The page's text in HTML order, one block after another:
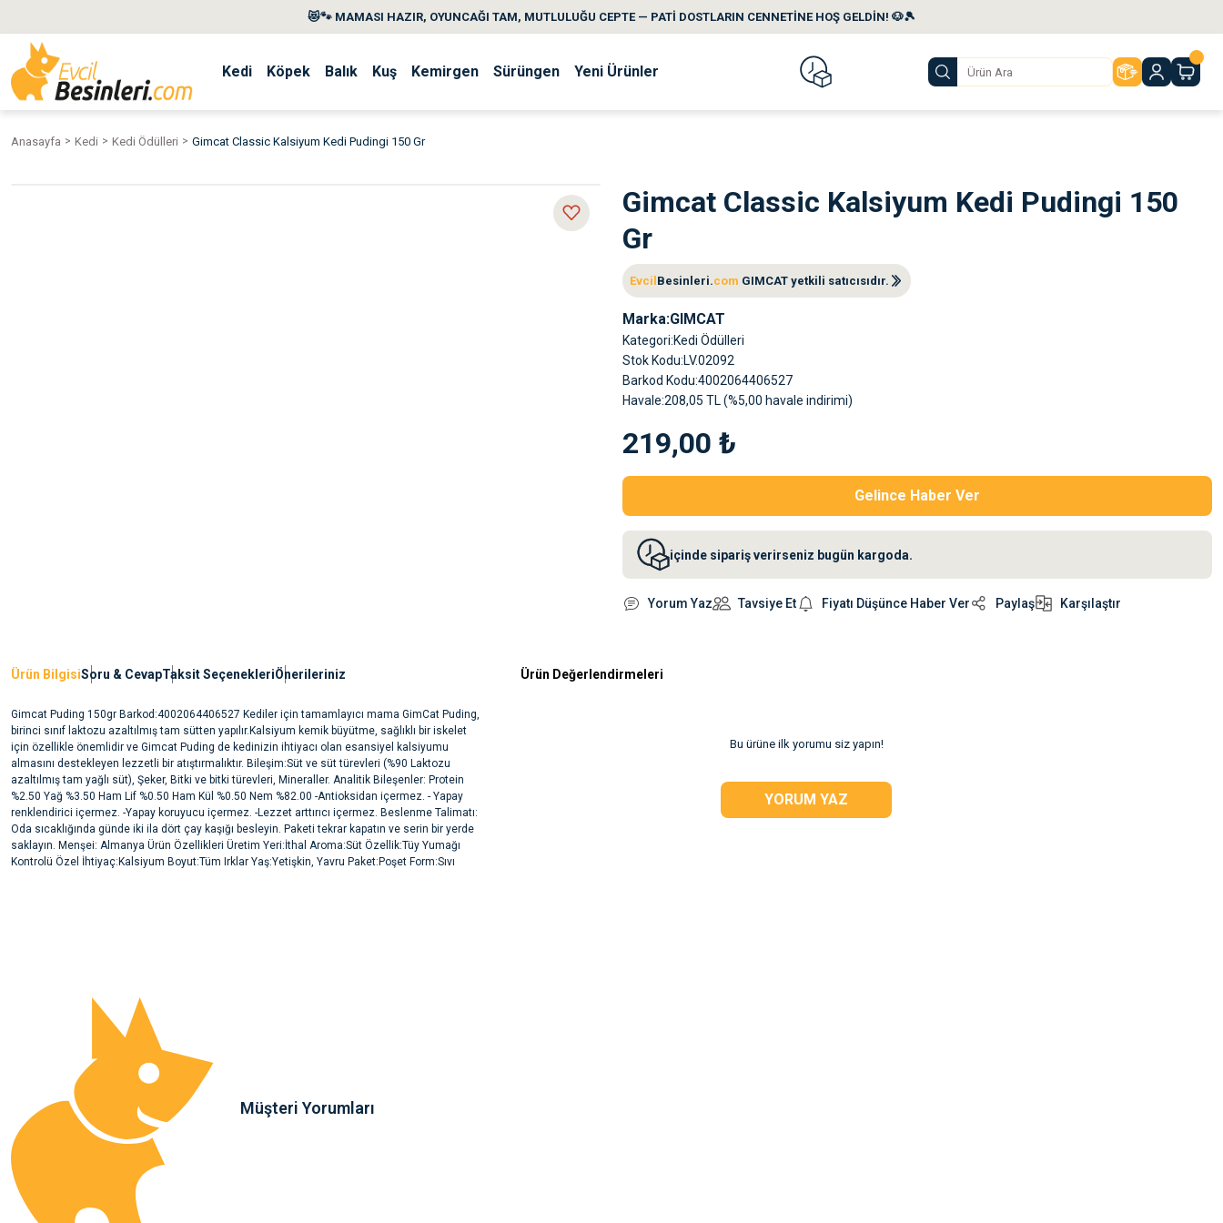
😻🐾 MAMASI HAZIR, OYUNCAĞI TAM, MUTLULUĞU CEPTE — PATİ DOSTLARIN CENNETİNE HOŞ GELDİN! 🐶🎾
Kedi Köpek Balık Kuş Kemirgen Sürüngen Yeni Ürünler
Anasayfa Kedi Kedi Ödülleri Gimcat Classic Kalsiyum Kedi Pudingi 150 Gr
Gimcat Classic Kalsiyum Kedi Pudingi 150
Gr
Evcil Besinleri.com GIMCAT yetkili satıcısıdır.
Marka GIMCAT
Kategori Kedi Ödülleri
Stok Kodu LV.02092
Barkod Kodu 4002064406527
Havale 208,05 TL (%5,00 havale indirimi)
219,00 ₺
Gelince Haber Ver
içinde sipariş verirseniz bugün kargoda.
Yorum Yaz Tavsiye Et Fiyatı Düşünce Haber Ver Paylaş Karşılaştır
Ürün BilgisiSoru & CevapTaksit SeçenekleriÖnerileriniz
Gimcat Puding 150gr Barkod:4002064406527 Kediler için tamamlayıcı mama GimCat Puding,
birinci sınıf laktozu azaltılmış tam sütten yapılır.Kalsiyum kemik büyütme, sağlıklı bir iskelet
için özellikle önemlidir ve Gimcat Puding de kedinizin ihtiyacı olan esansiyel kalsiyumu
almasını destekleyen lezzetli bir atıştırmalıktır. Bileşim:Süt ve süt türevleri (%90 Laktozu
azaltılmış tam yağlı süt), Şeker, Bitki ve bitki türevleri, Mineraller. Analitik Bileşenler: Protein
%2.50 Yağ %3.50 Ham Lif %0.50 Ham Kül %0.50 Nem %82.00 -Antioksidan içermez. - Yapay
renklendirici içermez. -Yapay koruyucu içermez. -Lezzet arttırıcı içermez. Beslenme Talimatı:
Oda sıcaklığında günde iki ila dört çay kaşığı besleyin. Paketi tekrar kapatın ve serin bir yerde
saklayın. Menşei: Almanya Ürün Özellikleri Üretim Yeri:İthal Aroma:Süt Özellik:Tüy Yumağı
Kontrolü Özel İhtiyaç:Kalsiyum Boyut:Tüm Irklar Yaş:Yetişkin, Yavru Paket:Poşet Form:Sıvı
Ürün bilgilerinde hatalar bulunuyor.
Ürün fiyatı diğer sitelerden daha pahalı.
Bu ürüne benzer farklı alternatifler olmalı.
Ürün Değerlendirmeleri
Bu ürüne ilk yorumu siz yapın!
YORUM YAZ
Müşteri Yorumları